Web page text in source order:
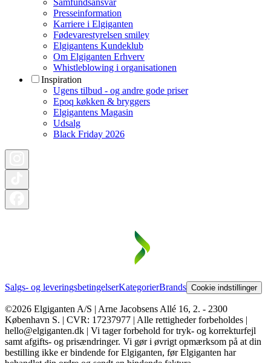
Samfundsansvar
Presseinformation
Karriere i Elgiganten
Fødevarestyrelsen smiley
Elgigantens Kundeklub
Om Elgiganten Erhverv
Whistleblowing i organisationen
Inspiration
Ugens tilbud - og andre gode priser
Epoq køkken & bryggers
Elgigantens Magasin
Udsalg
Black Friday 2026
Salgs- og leveringsbetingelserKategorierBrands Cookie indstillinger
©2026 Elgiganten A/S | Arne Jacobsens Allé 16, 2. - 2300
København S. | CVR: 17237977 | Alle rettigheder forbeholdes |
hello@elgiganten.dk | Vi tager forbehold for tryk- og korrekturfejl
samt afgifts- og prisændringer. Vi gør i øvrigt opmærksom på at din
bestilling ikke er bindende for Elgiganten, før Elgiganten har